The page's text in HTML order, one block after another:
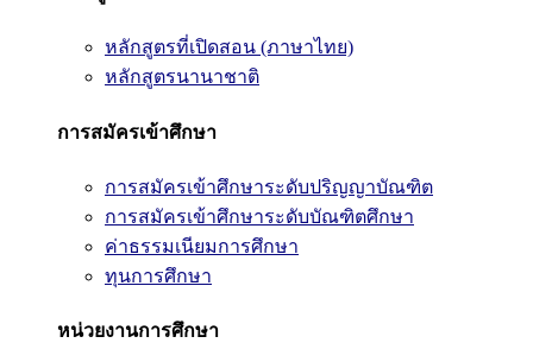
หลักสูตรที่เปิดสอน (ภาษาไทย)
หลักสูตรนานาชาติ
การสมัครเข้าศึกษา
การสมัครเข้าศึกษาระดับปริญญาบัณฑิต
การสมัครเข้าศึกษาระดับบัณฑิตศึกษา
ค่าธรรมเนียมการศึกษา
ทุนการศึกษา
หน่วยงานการศึกษา